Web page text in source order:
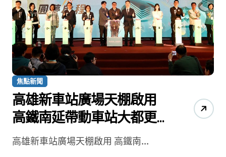
焦點新聞
高雄新車站廣場天棚啟用
高鐵南延帶動車站大都更
計畫注入城市發展新動能
高雄新車站廣場天棚啟用 高鐵南...